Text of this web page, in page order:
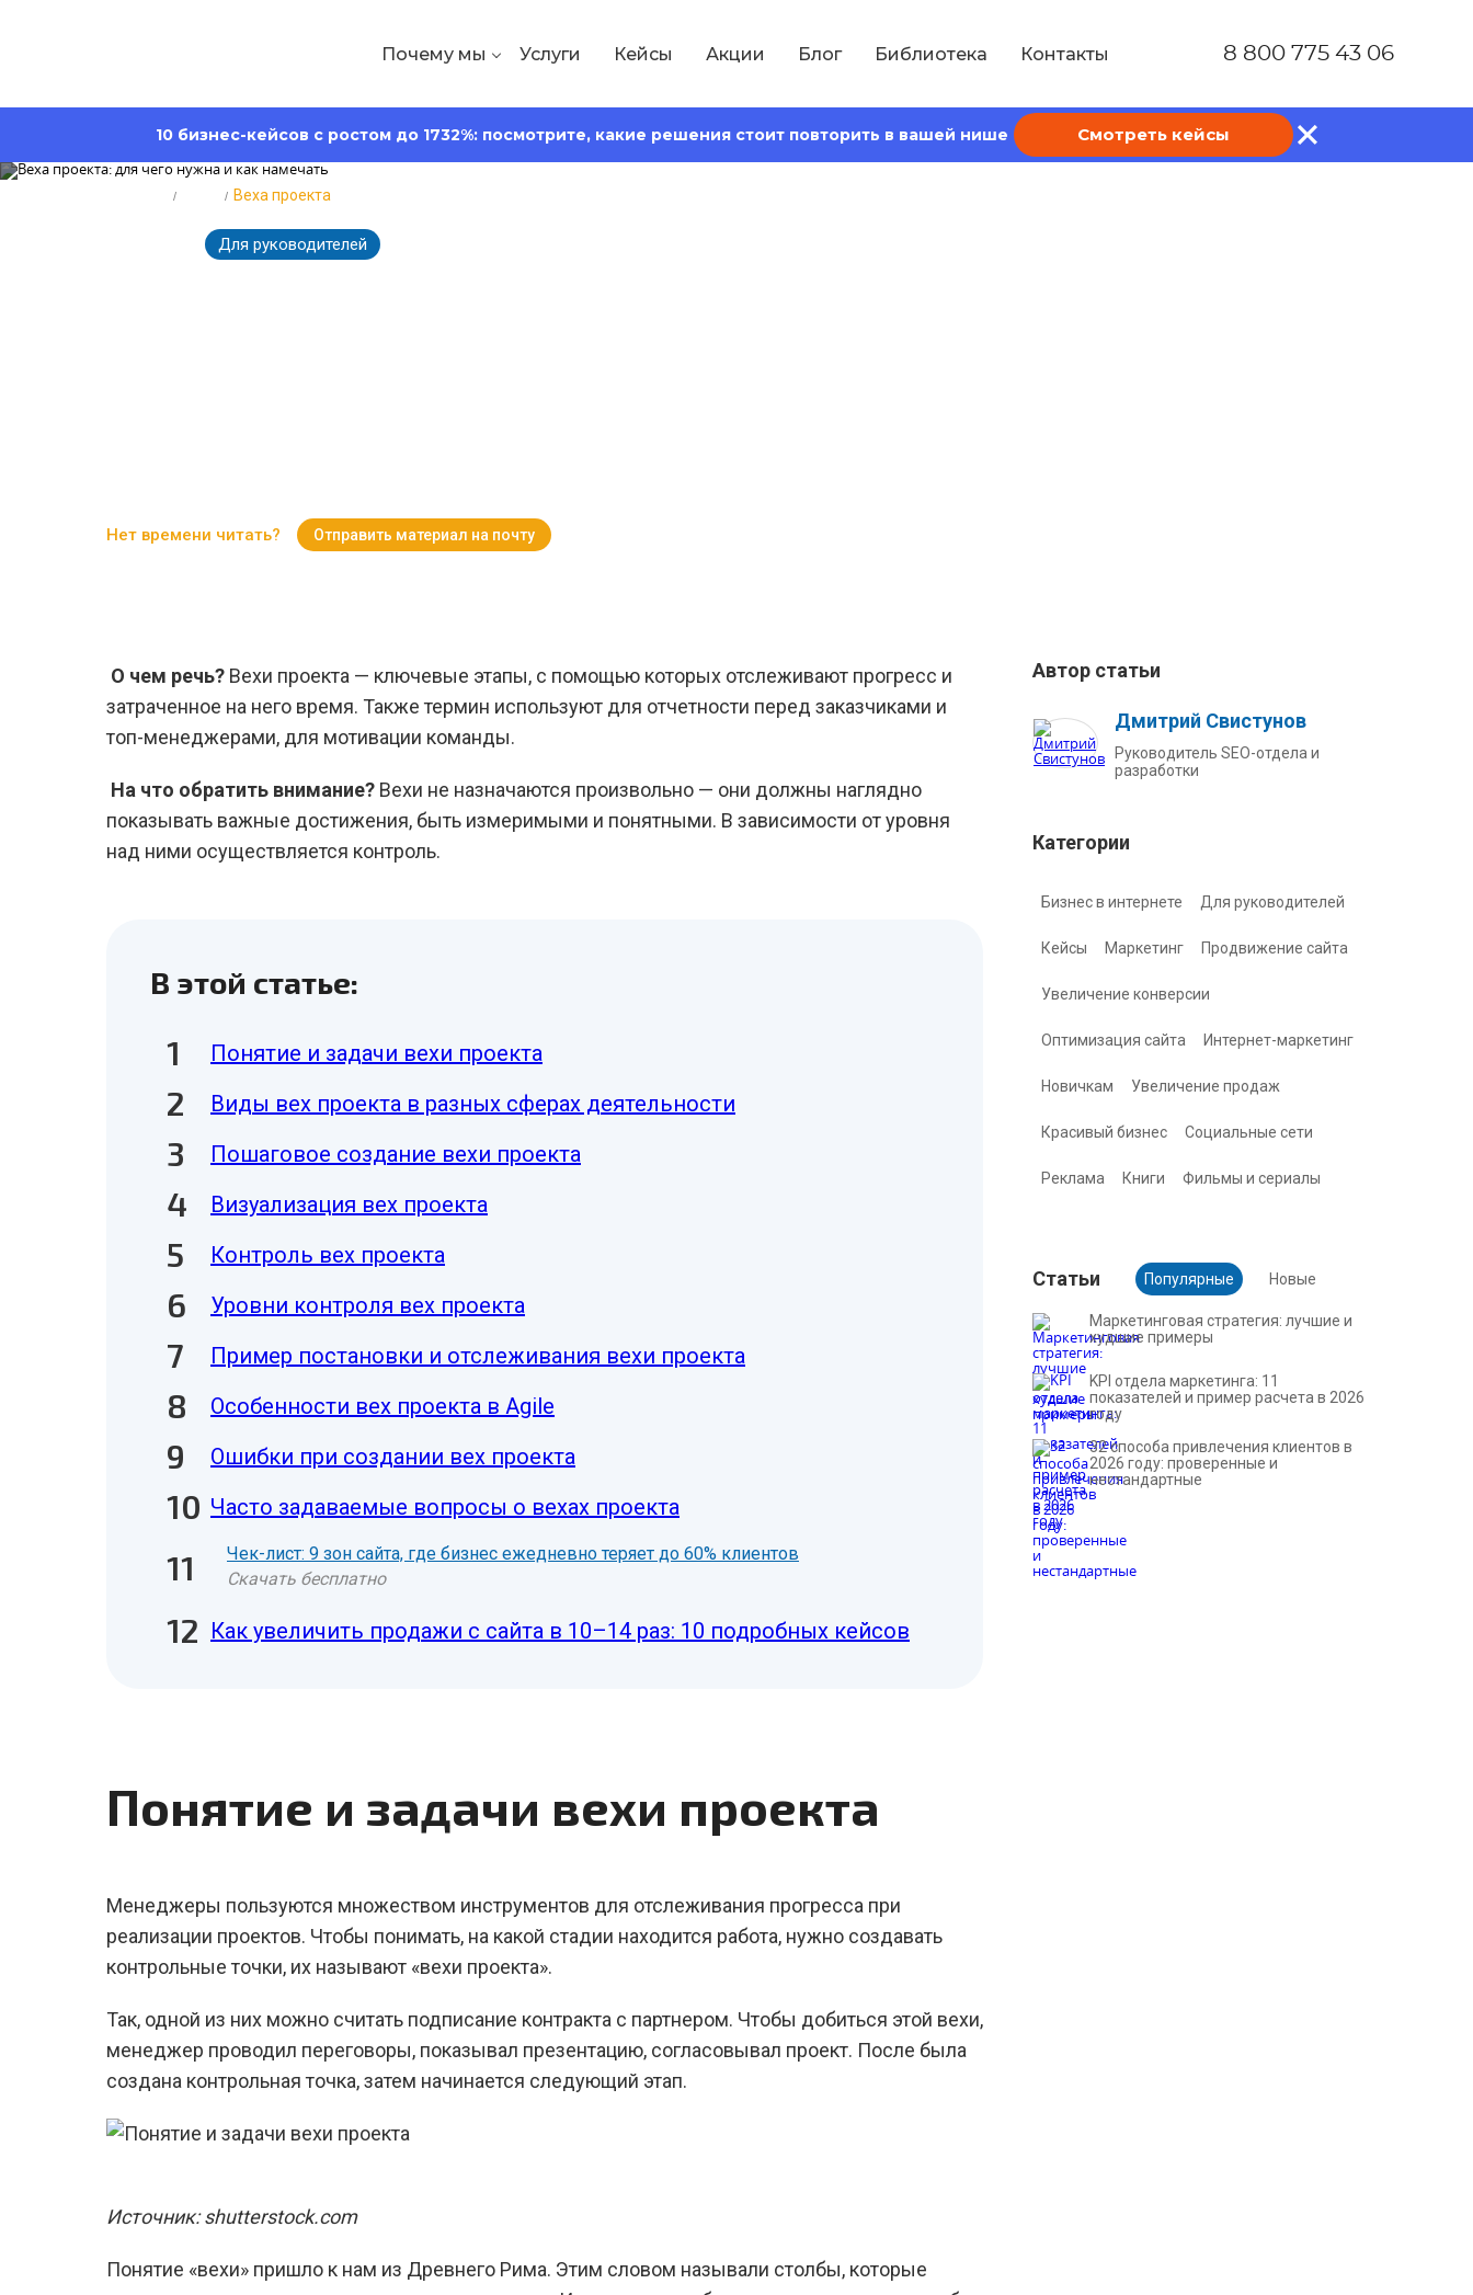
Почему мы Услуги Кейсы Акции Блог Библиотека Контакты 8 800 775 43 06
10 бизнес-кейсов с ростом до 1732%: посмотрите, какие решения стоит повторить в вашей нише Смотреть кейсы
Веха проекта
Для руководителей
Нет времени читать? Отправить материал на почту
О чем речь? Вехи проекта — ключевые этапы, с помощью которых отслеживают прогресс и
затраченное на него время. Также термин используют для отчетности перед заказчиками и
топ-менеджерами, для мотивации команды.
На что обратить внимание? Вехи не назначаются произвольно — они должны наглядно
показывать важные достижения, быть измеримыми и понятными. В зависимости от уровня
над ними осуществляется контроль.
В этой статье:
Понятие и задачи вехи проекта
Виды вех проекта в разных сферах деятельности
Пошаговое создание вехи проекта
Визуализация вех проекта
Контроль вех проекта
Уровни контроля вех проекта
Пример постановки и отслеживания вехи проекта
Особенности вех проекта в Agile
Ошибки при создании вех проекта
Часто задаваемые вопросы о вехах проекта
Чек-лист: 9 зон сайта, где бизнес ежедневно теряет до 60% клиентов
Скачать бесплатно
Как увеличить продажи с сайта в 10–14 раз: 10 подробных кейсов
Понятие и задачи вехи проекта
Менеджеры пользуются множеством инструментов для отслеживания прогресса при
реализации проектов. Чтобы понимать, на какой стадии находится работа, нужно создавать
контрольные точки, их называют «вехи проекта».
Так, одной из них можно считать подписание контракта с партнером. Чтобы добиться этой вехи,
менеджер проводил переговоры, показывал презентацию, согласовывал проект. После была
создана контрольная точка, затем начинается следующий этап.
Источник: shutterstock.com
Понятие «вехи» пришло к нам из Древнего Рима. Этим словом называли столбы, которые
Автор статьи
Дмитрий Свистунов
Руководитель SEO-отдела и
разработки
Категории
Бизнес в интернете Для руководителей
Кейсы Маркетинг Продвижение сайта
Увеличение конверсии
Оптимизация сайта Интернет-маркетинг
Новичкам Увеличение продаж
Красивый бизнес Социальные сети
Реклама Книги Фильмы и сериалы
Cтатьи Популярные Новые
Маркетинговая стратегия: лучшие и
худшие примеры
KPI отдела маркетинга: 11
показателей и пример расчета в 2026
году
32 способа привлечения клиентов в
2026 году: проверенные и
нестандартные